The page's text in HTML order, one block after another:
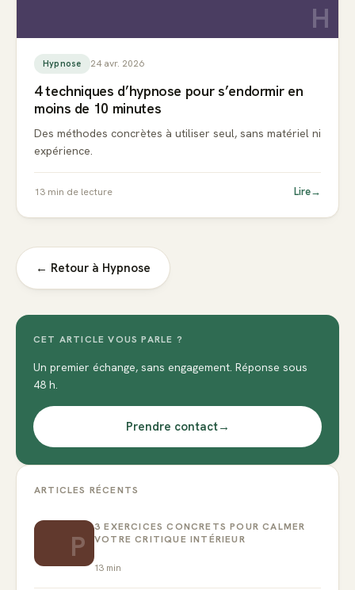
H
Hypnose 24 avr. 2026
4 techniques d’hypnose pour s’endormir en
moins de 10 minutes
Des méthodes concrètes à utiliser seul, sans matériel ni
expérience.
13 min de lecture Lire→
← Retour à Hypnose
CET ARTICLE VOUS PARLE ?
Un premier échange, sans engagement. Réponse sous
48 h.
Prendre contact→
ARTICLES RÉCENTS
P
3 EXERCICES CONCRETS POUR CALMER
VOTRE CRITIQUE INTÉRIEUR
13 min